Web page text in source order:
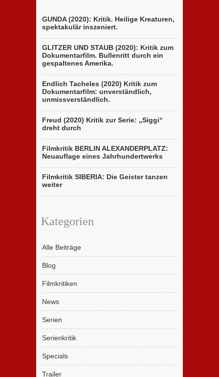
GUNDA (2020): Kritik. Heilige Kreaturen,
spektakulär inszeniert.
GLITZER UND STAUB (2020): Kritik zum
Dokumentarfilm. Bullenritt durch ein
gespaltenes Amerika.
Endlich Tacheles (2020) Kritik zum
Dokumentarfilm: unverständlich,
unmissverständlich.
Freud (2020) Kritik zur Serie: „Siggi“
dreht durch
Filmkritik BERLIN ALEXANDERPLATZ:
Neuauflage eines Jahrhundertwerks
Filmkritik SIBERIA: Die Geister tanzen
weiter
Kategorien
Alle Beiträge
Blog
Filmkritiken
News
Serien
Serienkritik
Specials
Trailer